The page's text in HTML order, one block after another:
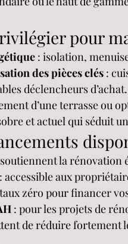
pour
: isolation,
des pièces clés :
déclencheurs d’achat.
d’une terrasse ou
et actuel qui séduit
la rénovation
: accessible aux
zéro pour financer
: pour les projets de
de réduire fortement